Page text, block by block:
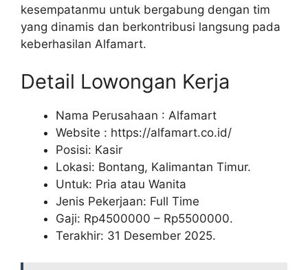
kesempatanmu untuk bergabung dengan tim
yang dinamis dan berkontribusi langsung pada
keberhasilan Alfamart.
Detail Lowongan Kerja
Nama Perusahaan : Alfamart
Website : https://alfamart.co.id/
Posisi: Kasir
Lokasi: Bontang, Kalimantan Timur.
Untuk: Pria atau Wanita
Jenis Pekerjaan: Full Time
Gaji: Rp4500000 – Rp5500000.
Terakhir: 31 Desember 2025.